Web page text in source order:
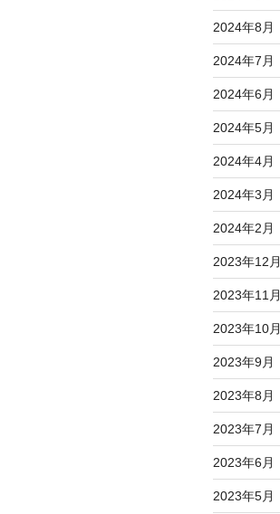
2024年8月
2024年7月
2024年6月
2024年5月
2024年4月
2024年3月
2024年2月
2023年12月
2023年11月
2023年10月
2023年9月
2023年8月
2023年7月
2023年6月
2023年5月